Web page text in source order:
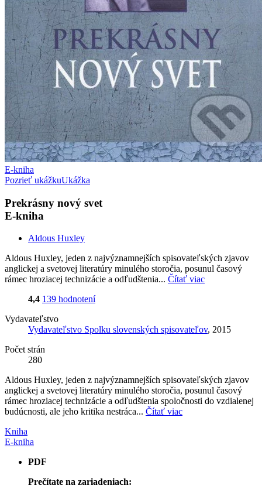
E-kniha
Pozrieť ukážkuUkážka
Prekrásny nový svet
E-kniha
Aldous Huxley
Aldous Huxley, jeden z najvýznamnejších spisovateľských zjavov
anglickej a svetovej literatúry minulého storočia, posunul časový
rámec hroziacej technizácie a odľudštenia... Čítať viac
4,4 139 hodnotení
Vydavateľstvo
Vydavateľstvo Spolku slovenských spisovateľov, 2015
Počet strán
280
Aldous Huxley, jeden z najvýznamnejších spisovateľských zjavov
anglickej a svetovej literatúry minulého storočia, posunul časový
rámec hroziacej technizácie a odľudštenia spoločnosti do vzdialenej
budúcnosti, ale jeho kritika nestráca... Čítať viac
Kniha
E-kniha
PDF
Prečítate na zariadeniach: